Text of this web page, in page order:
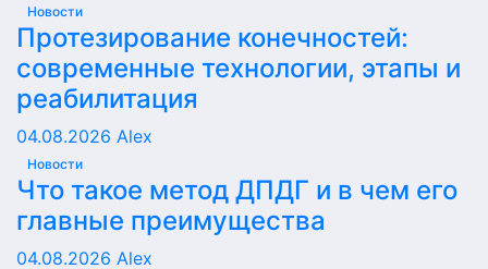
Новости
Протезирование конечностей:
современные технологии, этапы и
реабилитация
04.08.2026 Alex
Новости
Что такое метод ДПДГ и в чем его
главные преимущества
04.08.2026 Alex